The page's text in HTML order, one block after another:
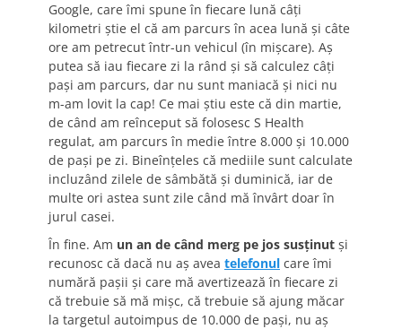
Google, care îmi spune în fiecare lună câți
kilometri știe el că am parcurs în acea lună și câte
ore am petrecut într-un vehicul (în mișcare). Aș
putea să iau fiecare zi la rând și să calculez câți
pași am parcurs, dar nu sunt maniacă și nici nu
m-am lovit la cap! Ce mai știu este că din martie,
de când am reînceput să folosesc S Health
regulat, am parcurs în medie între 8.000 și 10.000
de pași pe zi. Bineînțeles că mediile sunt calculate
incluzând zilele de sâmbătă și duminică, iar de
multe ori astea sunt zile când mă învârt doar în
jurul casei.
În fine. Am un an de când merg pe jos susținut și
recunosc că dacă nu aș avea telefonul care îmi
numără pașii și care mă avertizează în fiecare zi
că trebuie să mă mișc, că trebuie să ajung măcar
la targetul autoimpus de 10.000 de pași, nu aș